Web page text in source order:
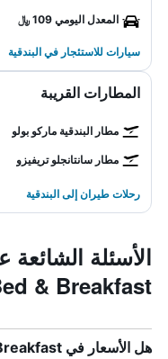
المعدل اليومي 109 ﷼
سيارات للاستئجار في البندقية
المطارات القريبة
مطار البندقية ماركو بولو
مطار سانتانجلو تريفيزو
رحلات طيران إلى البندقية
& Breakfast